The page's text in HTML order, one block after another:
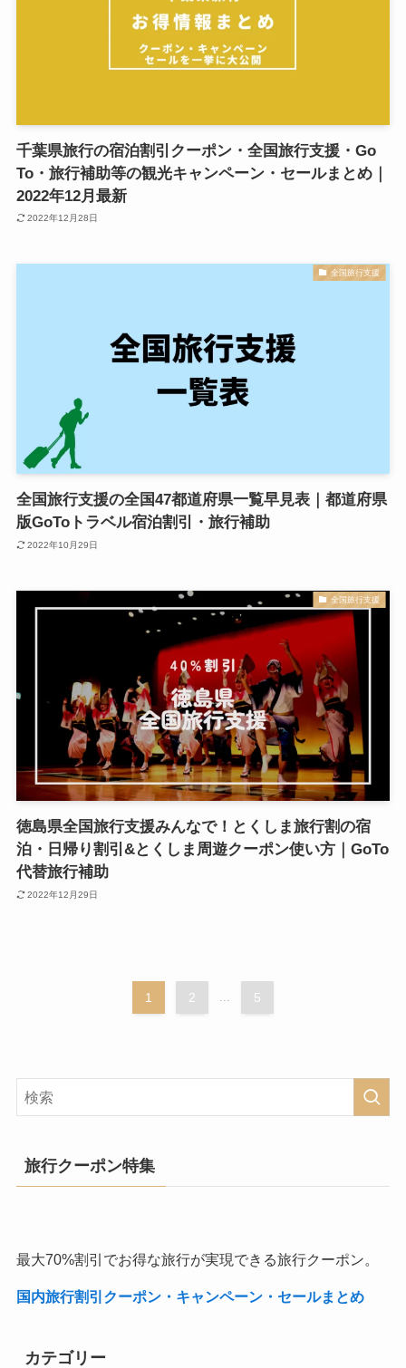
千葉県旅行の宿泊割引クーポン・全国旅行支援・Go
To・旅行補助等の観光キャンペーン・セールまとめ｜
2022年12月最新
2022年12月28日
全国旅行支援
全国旅行支援の全国47都道府県一覧早見表｜都道府県
版GoToトラベル宿泊割引・旅行補助
2022年10月29日
全国旅行支援
徳島県全国旅行支援みんなで！とくしま旅行割の宿
泊・日帰り割引&とくしま周遊クーポン使い方｜GoTo
代替旅行補助
2022年12月29日
1 2 ... 5
旅行クーポン特集
最大70%割引でお得な旅行が実現できる旅行クーポン。
国内旅行割引クーポン・キャンペーン・セールまとめ
カテゴリー